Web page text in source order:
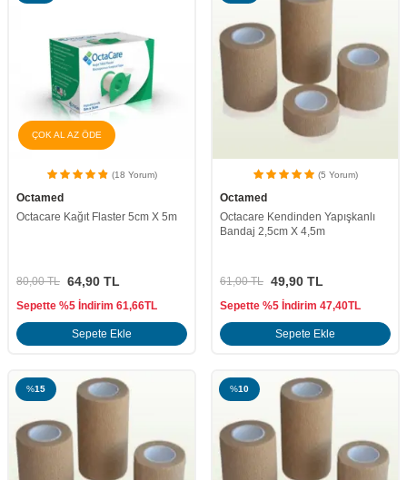
ÇOK AL AZ ÖDE
(18 Yorum)
Octamed
Octacare Kağıt Flaster 5cm X 5m
80,00TL 64,90 TL
Sepette %5 İndirim 61,66TL
Sepete Ekle
(5 Yorum)
Octamed
Octacare Kendinden Yapışkanlı
Bandaj 2,5cm X 4,5m
61,00TL 49,90 TL
Sepette %5 İndirim 47,40TL
Sepete Ekle
%15 %10